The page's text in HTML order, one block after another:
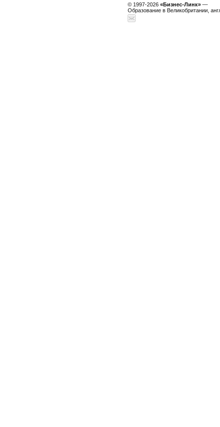
© 1997-2026 «Бизнес-Линк» —
Образование в Великобритании,